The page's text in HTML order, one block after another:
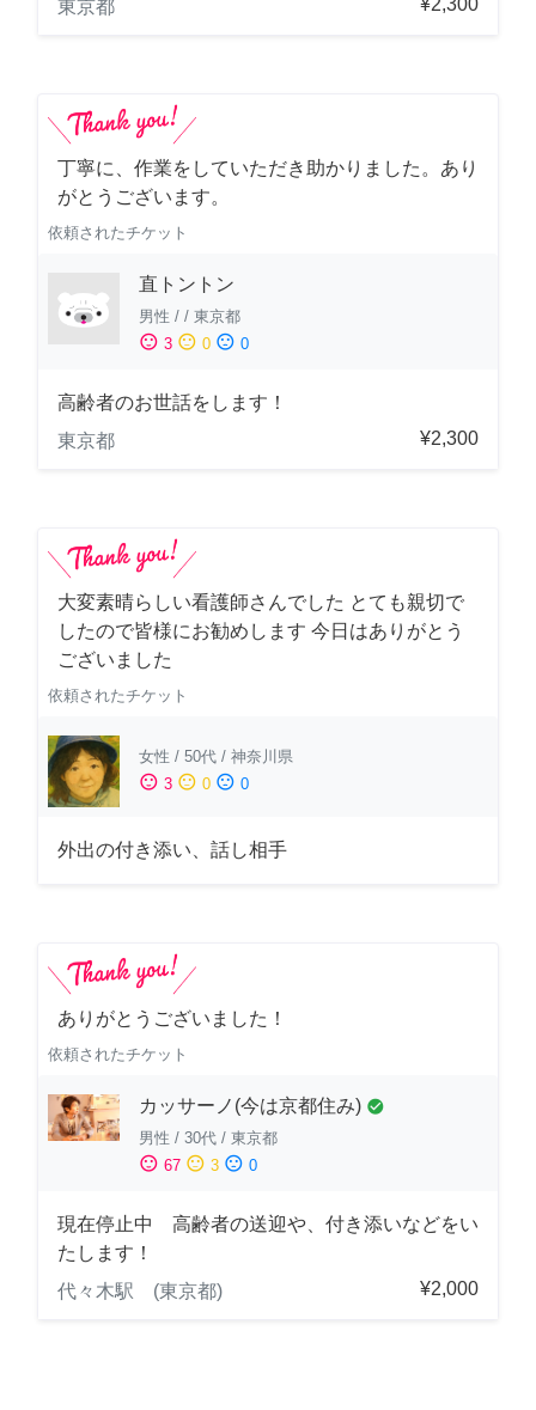
東京都
丁寧に、作業をしていただき助かりました。あり
がとうございます。
依頼されたチケット
直トントン
男性 / / 東京都
sentiment_satisfied 3 sentiment_neutral 0 sentiment_dissatisfied 0
高齢者のお世話をします！
東京都
¥2,300
大変素晴らしい看護師さんでした とても親切で
したので皆様にお勧めします 今日はありがとう
ございました
依頼されたチケット
女性 / 50代 / 神奈川県
sentiment_satisfied 3 sentiment_neutral 0 sentiment_dissatisfied 0
外出の付き添い、話し相手
ありがとうございました！
依頼されたチケット
カッサーノ(今は京都住み) check_circle
男性 / 30代 / 東京都
sentiment_satisfied 67 sentiment_neutral 3 sentiment_dissatisfied 0
現在停止中 高齢者の送迎や、付き添いなどをい
たします！
代々木駅 (東京都)
¥2,000